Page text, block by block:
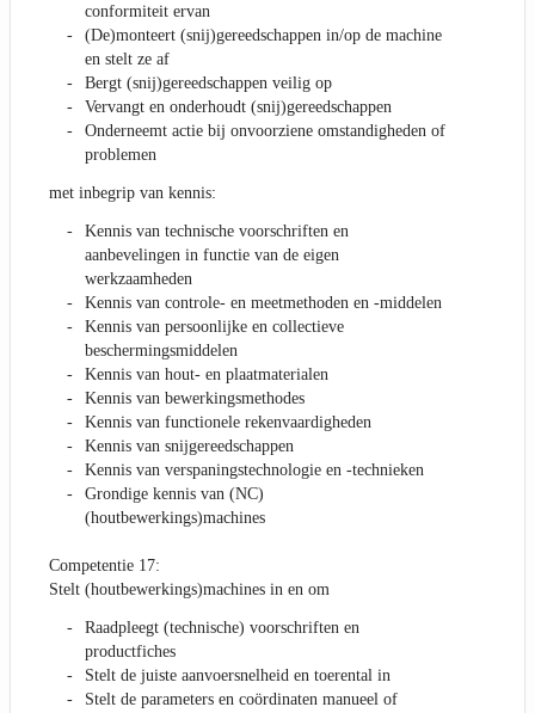
conformiteit ervan
(De)monteert (snij)gereedschappen in/op de machine
en stelt ze af
Bergt (snij)gereedschappen veilig op
Vervangt en onderhoudt (snij)gereedschappen
Onderneemt actie bij onvoorziene omstandigheden of
problemen
met inbegrip van kennis:
Kennis van technische voorschriften en
aanbevelingen in functie van de eigen
werkzaamheden
Kennis van controle- en meetmethoden en -middelen
Kennis van persoonlijke en collectieve
beschermingsmiddelen
Kennis van hout- en plaatmaterialen
Kennis van bewerkingsmethodes
Kennis van functionele rekenvaardigheden
Kennis van snijgereedschappen
Kennis van verspaningstechnologie en -technieken
Grondige kennis van (NC)
(houtbewerkings)machines
Competentie 17:
Stelt (houtbewerkings)machines in en om
Raadpleegt (technische) voorschriften en
productfiches
Stelt de juiste aanvoersnelheid en toerental in
Stelt de parameters en coördinaten manueel of